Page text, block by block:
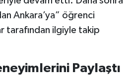
Ankara’ya” öğrenci
tarafından ilgiyle takip
Paylaştı